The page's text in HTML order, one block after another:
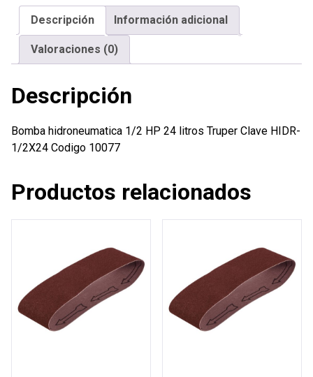
litros
Truper
cantidad
Descripción Información adicional
Valoraciones (0)
Descripción
Bomba hidroneumatica 1/2 HP 24 litros Truper Clave HIDR-
1/2X24 Codigo 10077
Productos relacionados